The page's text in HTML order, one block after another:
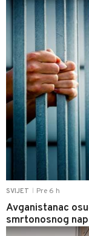
SVIJET Pre 6 h
Avganistanac
smrtonosnog